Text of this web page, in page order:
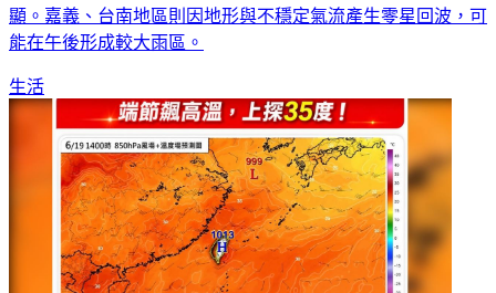
顯。嘉義、台南地區則因地形與不穩定氣流產生零星回波，可
能在午後形成較大雨區。
生活